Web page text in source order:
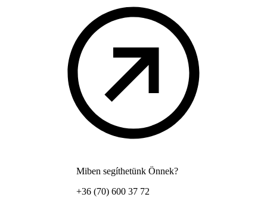
Miben segíthetünk Önnek?
+36 (70) 600 37 72